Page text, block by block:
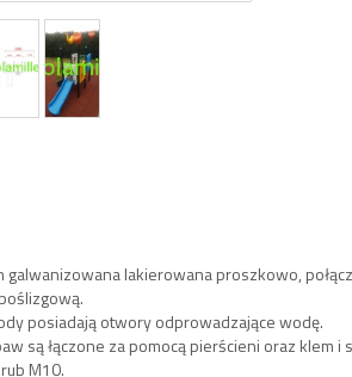
galwanizowana lakierowana proszkowo,
posiadają otwory odprowadzające wodę.
są łączone za pomocą pierścieni oraz klem
M10.